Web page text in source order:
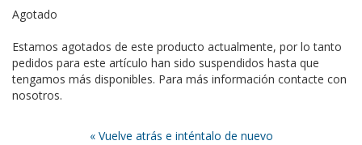
Agotado
Estamos agotados de este producto actualmente, por lo tanto
pedidos para este artículo han sido suspendidos hasta que
tengamos más disponibles. Para más información contacte con
nosotros.
« Vuelve atrás e inténtalo de nuevo